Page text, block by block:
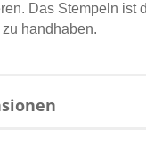
Das Stempeln ist
zu handhaben.